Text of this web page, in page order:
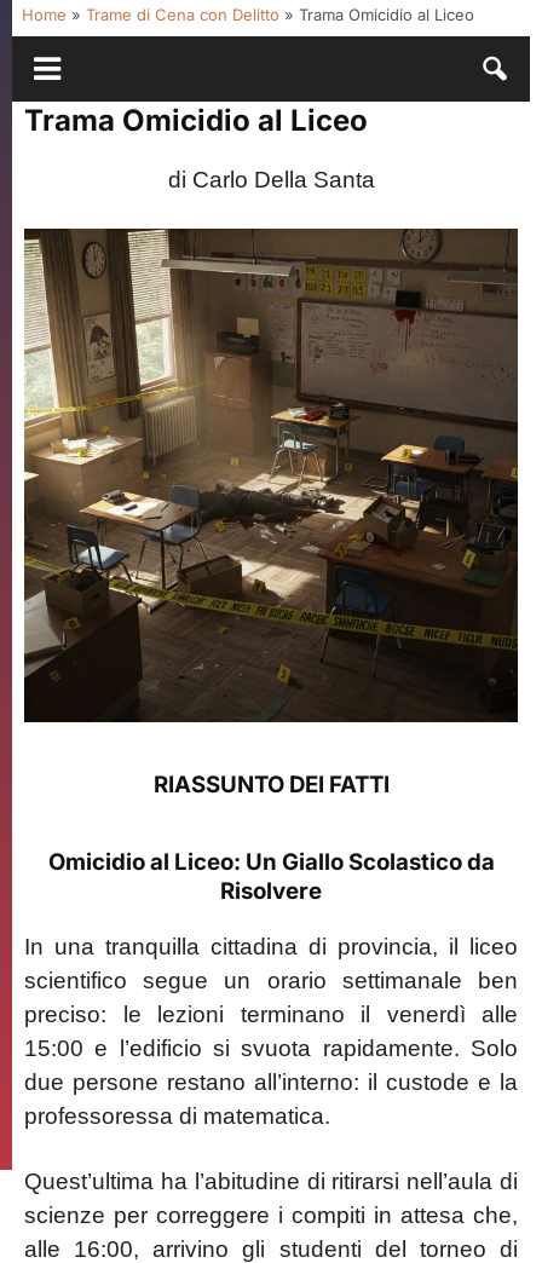
Home » Trame di Cena con Delitto » Trama Omicidio al Liceo
Trama Omicidio al Liceo
di Carlo Della Santa
RIASSUNTO DEI FATTI
Omicidio al Liceo: Un Giallo Scolastico da
Risolvere
In una tranquilla cittadina di provincia, il liceo
scientifico segue un orario settimanale ben
preciso: le lezioni terminano il venerdì alle
15:00 e l’edificio si svuota rapidamente. Solo
due persone restano all’interno: il custode e la
professoressa di matematica.
Quest’ultima ha l’abitudine di ritirarsi nell’aula di
scienze per correggere i compiti in attesa che,
alle 16:00, arrivino gli studenti del torneo di